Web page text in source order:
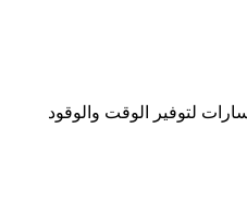
لتوفير الوقت والوقود